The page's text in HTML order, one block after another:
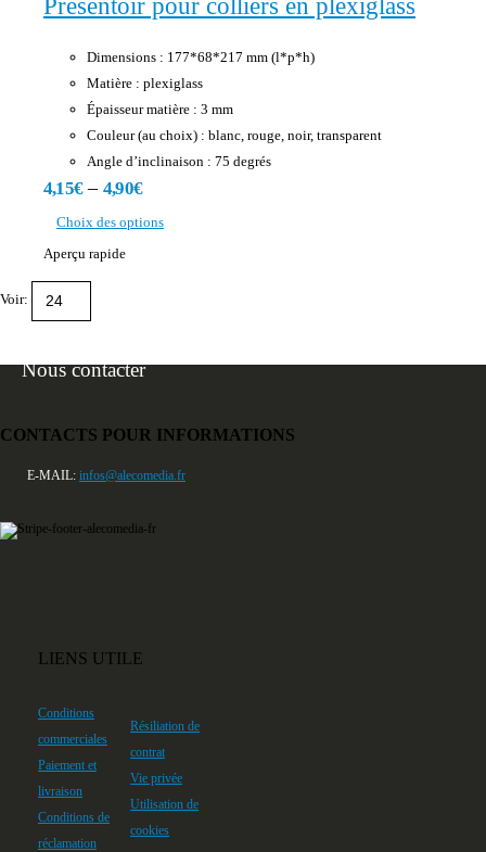
Dimensions : 177*68*217 mm (l*p*h)
Matière : plexiglass
Épaisseur matière : 3 mm
Couleur (au choix) : blanc, rouge, noir, transparent
Angle d’inclinaison : 75 degrés
4,15€–4,90€
Choix des options
Aperçu rapide
Voir:
Nous contacter
CONTACTS POUR INFORMATIONS
E-MAIL: infos@alecomedia.fr
LIENS UTILE
Conditions
commerciales
Paiement et
livraison
Conditions de
réclamation
Résiliation de
contrat
Vie privée
Utilisation de
cookies